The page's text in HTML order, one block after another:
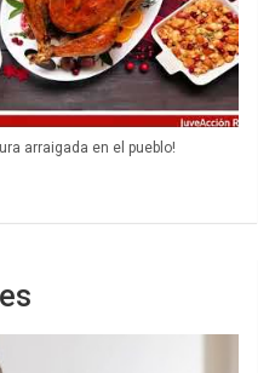
arraigada en el pueblo!